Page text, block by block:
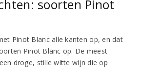
soorten Pinot
Pinot Blanc alle kanten op, en dat
Pinot Blanc op. De meest
droge, stille witte wijn die op